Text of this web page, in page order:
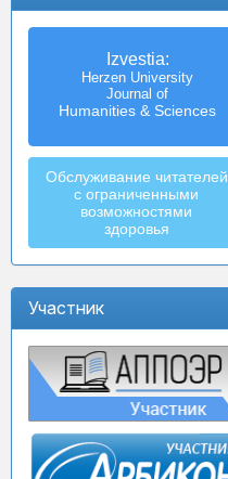
Izvestia:
Herzen University
Journal of
Humanities & Sciences
Обслуживание читателей
с ограниченными
возможностями
здоровья
Участник